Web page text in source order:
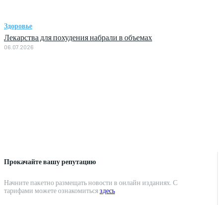
Прокачайте вашу репутацию
Начните пакетно размещать новости в онлайн изданиях. С
тарифами можете ознакомитьсяздесь
Здоровье
Лекарства для похудения набрали в объемах
06.07.2026